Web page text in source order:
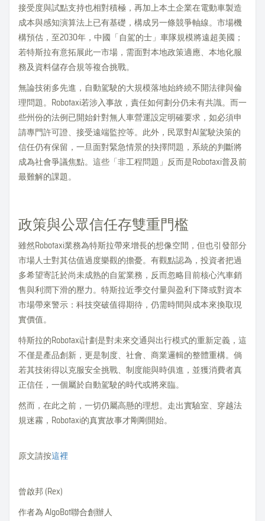
接受度與試點支持也相對積極，再加上本土企業在電動車製造
成本與感知演算法上已有基礎，構成另一條競爭軸線。市場機
構預估，至2030年，中國「自駕的士」車隊規模將遠超美國；
若特斯拉有意拓展此一市場，需面對本地政策適應、本地化服
務及資料儲存合規等複合挑戰。
無論技術多先進，自動駕駛的大規模落地始終繞不開法律與倫
理問題。Robotaxi若涉入事故，責任如何劃分仍未有共識。而一
些州份的法例已開始針對無人車營運設定明確要求，如必須申
請專門許可證、接受遠端監控等。此外，民眾對AI駕駛決策的
信任仍有保留，一旦面對緊急情景的抉擇問題，系統的判斷將
成為社會爭議焦點。這些「非工程問題」反而是Robotaxi普及前
最難解的課題。
政策與公眾信任存雙重門檻
雖然Robotaxi業務為特斯拉帶來增長的想像空間，但也引發部分
市場人士對其估值過度樂觀的擔憂。有觀點認為，投資者把過
多希望寄託於尚未成熟的自駕業務，反而忽略目前核心汽車銷
售與利潤下滑的壓力。特斯拉近季交付量與盈利下降或對資本
市場帶來警示：科技突破值得期待，仍需時間與成本來換取現
實價值。
特斯拉的Robotaxi計劃是對未來交通與出行模式的重新定義，這
不僅是產品創新，更是制度、社會、商業邏輯的整體重構。倘
若其技術得以克服安全挑戰、制度能與時俱進，並獲消費者真
正信任，一個屬於自動駕駛的時代或將來臨。
然而，在此之前，一切仍屬高懸的理想。走出實驗室、穿越法
規迷霧，Robotaxi的真實故事才剛剛開始。
原文請按這裡
曾啟邦 (Rex)
作者為 AlgoBot聯合創辦人